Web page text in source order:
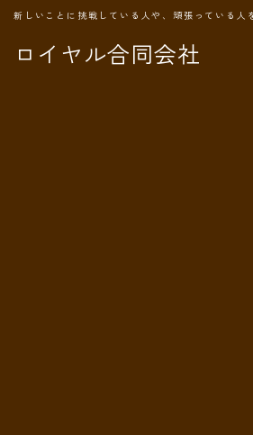
ロイヤル合同会社
新しいことに挑戦している人や、頑張っている人
MENU